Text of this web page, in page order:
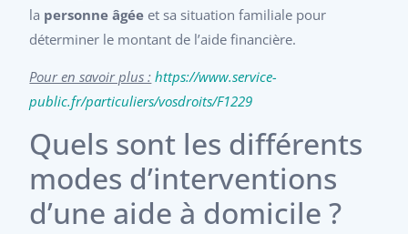
la personne âgée et sa situation familiale pour
déterminer le montant de l’aide financière.
Pour en savoir plus : https://www.service-
public.fr/particuliers/vosdroits/F1229
Quels sont les différents
modes d’interventions
d’une aide à domicile ?